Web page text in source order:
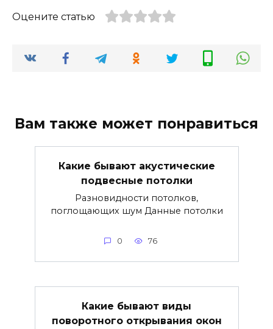
Оцените статью
Вам также может понравиться
Какие бывают акустические
подвесные потолки
Разновидности потолков,
поглощающих шум Данные потолки
0 76
Какие бывают виды
поворотного открывания окон